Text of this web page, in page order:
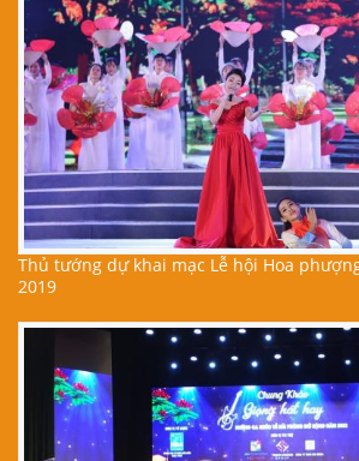
Thủ tướng dự khai mạc Lễ hội Hoa
2019